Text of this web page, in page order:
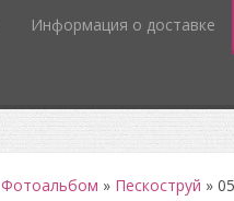
Информация о доставке
Фотоальбом » Пескоструй »